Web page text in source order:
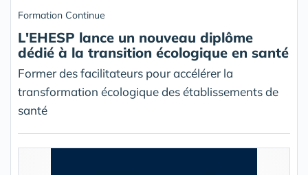
Formation Continue
L'EHESP lance un nouveau diplôme
dédié à la transition écologique en santé
Former des facilitateurs pour accélérer la
transformation écologique des établissements de
santé